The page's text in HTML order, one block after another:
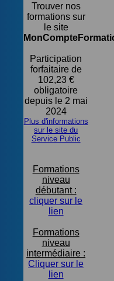
Trouver nos
formations sur
le site
Participation
forfaitaire de
102,23 €
obligatoire
depuis le 2 mai
2024
Plus d'informations
sur le site du
Service Public
Formations
niveau
débutant :
cliquer sur le
lien
Formations
niveau
intermédiaire :
Cliquer sur le
lien